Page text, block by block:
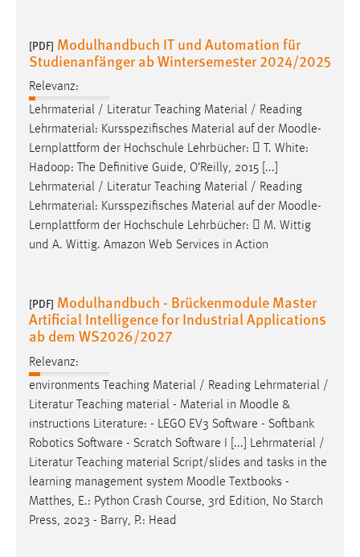
[PDF] Modulhandbuch IT und Automation für
Studienanfänger ab Wintersemester 2024/2025
Relevanz:
Lehrmaterial / Literatur Teaching Material / Reading
Lehrmaterial: Kursspezifisches Material auf der Moodle-
Lernplattform der Hochschule Lehrbücher:  T. White:
Hadoop: The Definitive Guide, O‘Reilly, 2015 [...]
Lehrmaterial / Literatur Teaching Material / Reading
Lehrmaterial: Kursspezifisches Material auf der Moodle-
Lernplattform der Hochschule Lehrbücher:  M. Wittig
und A. Wittig. Amazon Web Services in Action
[PDF] Modulhandbuch - Brückenmodule Master
Artificial Intelligence for Industrial Applications
ab dem WS2026/2027
Relevanz:
environments Teaching Material / Reading Lehrmaterial /
Literatur Teaching material - Material in Moodle &
instructions Literature: - LEGO EV3 Software - Softbank
Robotics Software - Scratch Software I [...] Lehrmaterial /
Literatur Teaching material Script/slides and tasks in the
learning management system Moodle Textbooks -
Matthes, E.: Python Crash Course, 3rd Edition, No Starch
Press, 2023 - Barry, P.: Head
Max. 13 Monate
MARKETING
Marketing Cookies werden von Drittanbietern
verwendet, um personalisierte Werbung anzuzeigen.
Sie tun dies, indem sie Besucher über Websites
hinweg verfolgen.
Google Ads
Anbieter:
Google Ireland Limited
Zweck:
Conversion-Tracking
Cookie Laufzeit:
3 Monate
Facebook Pixel
Name:
_fbp